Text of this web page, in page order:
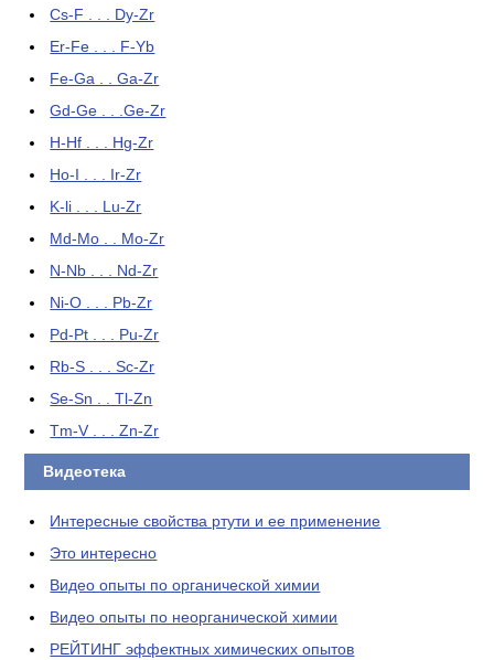
Cs-F . . . Dy-Zr
Er-Fe . . . F-Yb
Fe-Ga . . Ga-Zr
Gd-Ge . . .Ge-Zr
H-Hf . . . Hg-Zr
Ho-I . . . Ir-Zr
K-li . . . Lu-Zr
Md-Mo . . Mo-Zr
N-Nb . . . Nd-Zr
Ni-O . . . Pb-Zr
Pd-Pt . . . Pu-Zr
Rb-S . . . Sc-Zr
Se-Sn . . Tl-Zn
Tm-V . . . Zn-Zr
Видеотека
Интересные свойства ртути и ее применение
Это интересно
Видео опыты по органической химии
Видео опыты по неорганической химии
РЕЙТИНГ эффектных химических опытов